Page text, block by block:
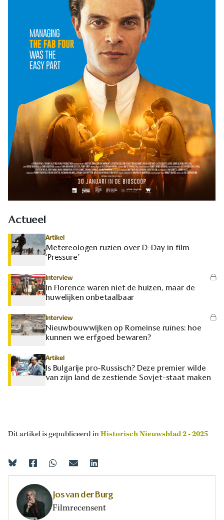
Actueel
Artikel
Metereologen ruziën over D-Day in film
‘Pressure’
Interview
In Florence waren niet de huizen, maar de
huwelijken onbetaalbaar
Interview
Nieuwbouwwijken op Romeinse ruïnes: hoe
kunnen we erfgoed bewaren?
Artikel
Is Bulgarije pro-Russisch? Deze premier wilde
van zijn land de zestiende Sovjet-staat maken
Dit artikel is gepubliceerd inHistorisch Nieuwsblad 2 - 2025
Jos van der Burg
Filmrecensent